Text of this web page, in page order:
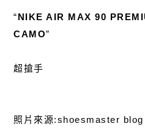
“NIKE AIR MAX 90
CAMO”
超搶手
照片來源:shoesmaster blog